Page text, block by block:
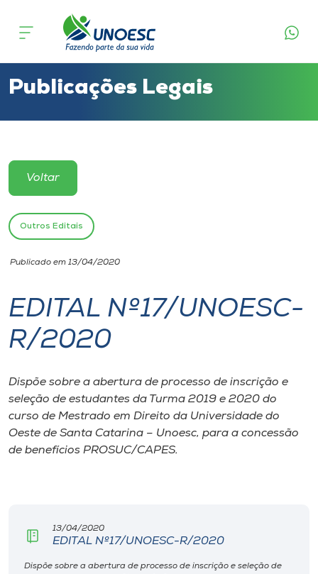
Cursos
Atendimento ao Estudante
Portal de Ensino
Unoesc
Internacionalização
I.nova
Diplomados
Cultura
Editora
Publicações Legais
Voltar
Outros Editais
Publicado em 13/04/2020
EDITAL Nº17/UNOESC-
R/2020
Dispõe sobre a abertura de processo de inscrição e
seleção de estudantes da Turma 2019 e 2020 do
curso de Mestrado em Direito da Universidade do
Oeste de Santa Catarina – Unoesc, para a concessão
de benefícios PROSUC/CAPES.
13/04/2020
EDITAL Nº17/UNOESC-R/2020
Dispõe sobre a abertura de processo de inscrição e seleção de